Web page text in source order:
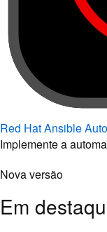
Red Hat Ansible
Implemente a
Nova versão
Em